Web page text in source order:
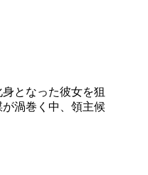
となった彼女を狙
渦巻く中、領主候